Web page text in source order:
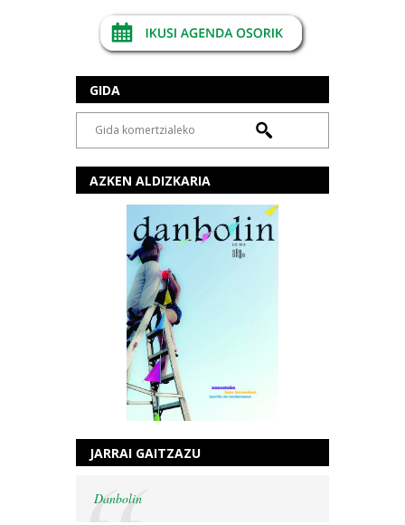
GIDA
AZKEN ALDIZKARIA
JARRAI GAITZAZU
Danbolin